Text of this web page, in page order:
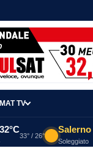
TV
32°C
33° / 26°
Salerno
Soleggiato